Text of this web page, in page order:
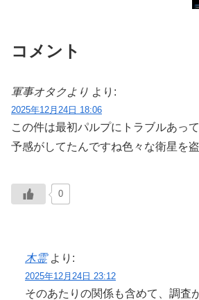
コメント
軍事オタクより より:
2025年12月24日 18:06
この件は最初パルプにトラブルあっ
予感がしてたんですね色々な衛星を
0
木霊 より:
2025年12月24日 23:12
そのあたりの関係も含めて、調査